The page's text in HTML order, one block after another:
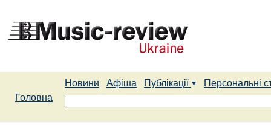
Новини Афіша Публікації
Персональні
Головна